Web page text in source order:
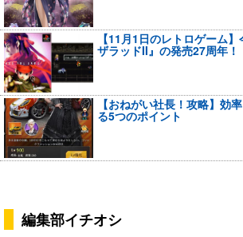
【11月1日のレトロゲーム
ザラッドII』の発売27周年！
【おねがい社長！攻略】効
る5つのポイント
編集部イチオシ